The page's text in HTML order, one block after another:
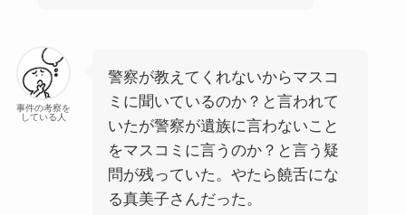
事件の考察を
している人
警察が教えてくれないからマスコ
ミに聞いているのか？と言われて
いたが警察が遺族に言わないこと
をマスコミに言うのか？と言う疑
問が残っていた。やたら饒舌にな
る真美子さんだった。